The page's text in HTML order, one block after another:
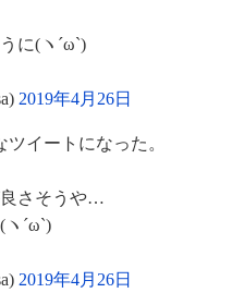
に(ヽ´ω`)
2019年4月26日
イートになった。
さそうや…
ヽ´ω`)
2019年4月26日